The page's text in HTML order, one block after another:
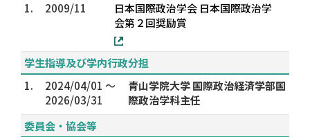
1.
2009/11
日本国際政治学会 日本国際政治学
会第２回奨励賞
学生指導及び学内行政分担
1.
2024/04/01 ～
2026/03/31
青山学院大学 国際政治経済学部国
際政治学科主任
委員会・協会等